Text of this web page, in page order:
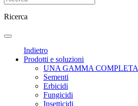
Ricerca
Indietro
Prodotti e soluzioni
UNA GAMMA COMPLETA
Sementi
Erbicidi
Fungicidi
Insetticidi